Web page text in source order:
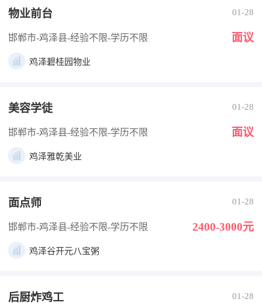
物业前台 01-28
邯郸市-鸡泽县-经验不限-学历不限 面议
鸡泽碧桂园物业
美容学徒 01-28
邯郸市-鸡泽县-经验不限-学历不限 面议
鸡泽雅乾美业
面点师 01-28
邯郸市-鸡泽县-经验不限-学历不限 2400-3000元
鸡泽谷开元八宝粥
后厨炸鸡工 01-28